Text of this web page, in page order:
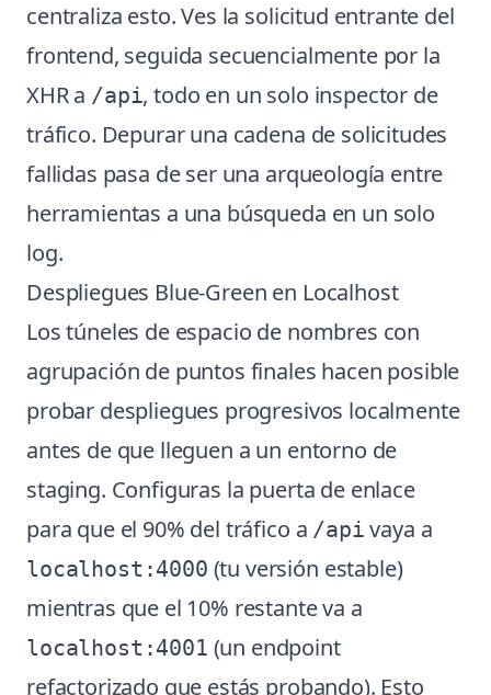
centraliza esto. Ves la solicitud entrante del
frontend, seguida secuencialmente por la
XHR a /api, todo en un solo inspector de
tráfico. Depurar una cadena de solicitudes
fallidas pasa de ser una arqueología entre
herramientas a una búsqueda en un solo
log.
Despliegues Blue-Green en Localhost
Los túneles de espacio de nombres con
agrupación de puntos finales hacen posible
probar despliegues progresivos localmente
antes de que lleguen a un entorno de
staging. Configuras la puerta de enlace
para que el 90% del tráfico a /api vaya a
localhost:4000 (tu versión estable)
mientras que el 10% restante va a
localhost:4001 (un endpoint
refactorizado que estás probando). Esto